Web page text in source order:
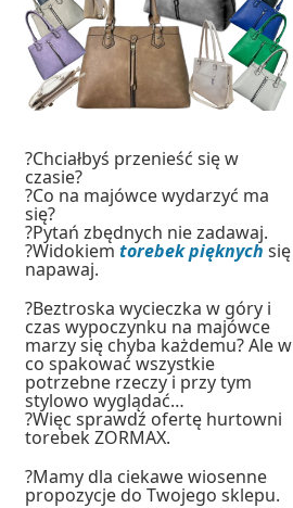
?Chciałbyś przenieść się w
czasie?
?Co na majówce wydarzyć ma
się?
?Pytań zbędnych nie zadawaj.
?Widokiemtorebek pięknych się
napawaj.
?Beztroska wycieczka w góry i
czas wypoczynku na majówce
marzy się chyba każdemu? Ale w
co spakować wszystkie
potrzebne rzeczy i przy tym
stylowo wyglądać…
?Więc sprawdź ofertę hurtowni
torebek ZORMAX.
?Mamy dla ciekawe wiosenne
propozycje do Twojego sklepu.